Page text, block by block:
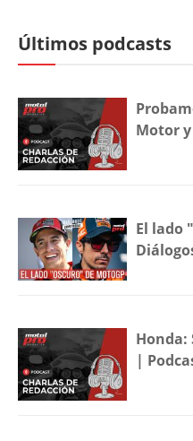
Últimos podcasts
Motor
El lado
Honda:
|